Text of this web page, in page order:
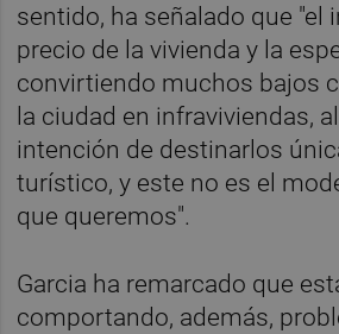
sentido, ha señalado que "el
precio de la vivienda y la
convirtiendo muchos bajos
la ciudad en infraviviendas,
intención de destinarlos
turístico, y este no es el
que queremos".
Garcia ha remarcado que
comportando, además,